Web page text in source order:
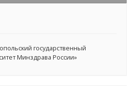
государственный
Минздрава России»